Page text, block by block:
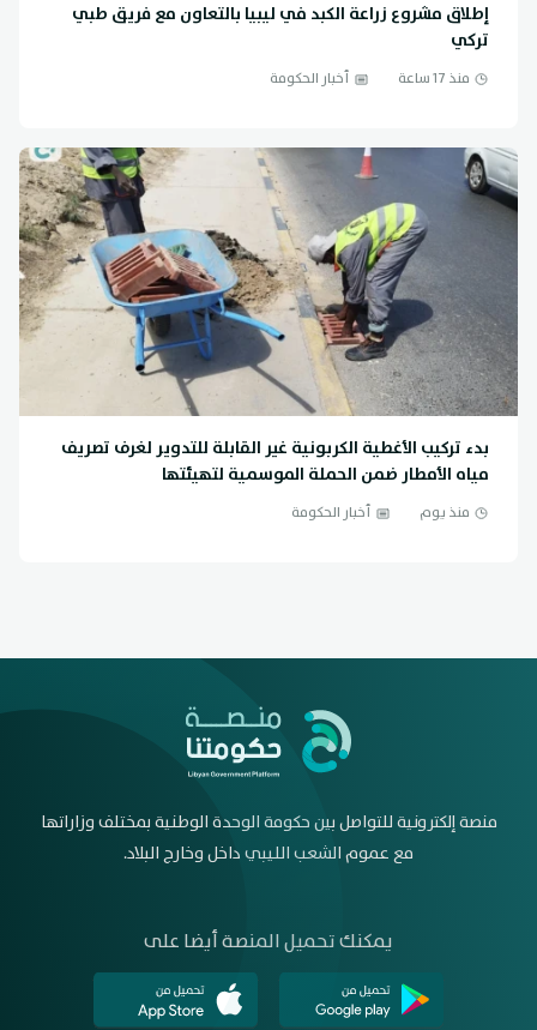
إطلاق مشروع زراعة الكبد في ليبيا بالتعاون مع فريق طبي
تركي
منذ 17 ساعة أخبار الحكومة
بدء تركيب الأغطية الكربونية غير القابلة للتدوير لغرف تصريف
مياه الأمطار ضمن الحملة الموسمية لتهيئتها
منذ يوم أخبار الحكومة
منصة إلكترونية للتواصل بين حكومة الوحدة الوطنية بمختلف وزاراتها
مع عموم الشعب الليبي داخل وخارج البلاد.
يمكنك تحميل المنصة أيضا على